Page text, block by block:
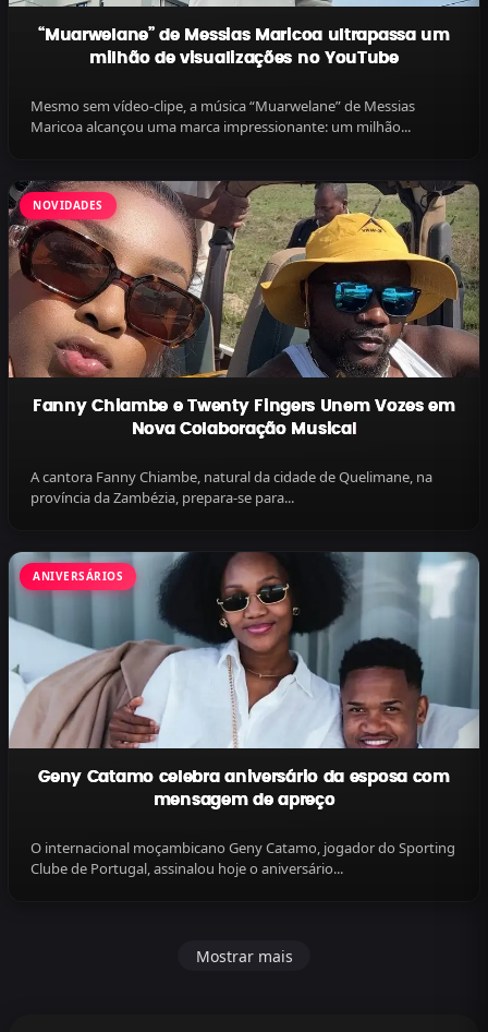
“Muarwelane” de Messias Maricoa ultrapassa um
milhão de visualizações no YouTube
Mesmo sem vídeo-clipe, a música “Muarwelane” de Messias
Maricoa alcançou uma marca impressionante: um milhão...
NOVIDADES
Fanny Chiambe e Twenty Fingers Unem Vozes em
Nova Colaboração Musical
A cantora Fanny Chiambe, natural da cidade de Quelimane, na
província da Zambézia, prepara-se para...
ANIVERSÁRIOS
Geny Catamo celebra aniversário da esposa com
mensagem de apreço
O internacional moçambicano Geny Catamo, jogador do Sporting
Clube de Portugal, assinalou hoje o aniversário...
Mostrar mais